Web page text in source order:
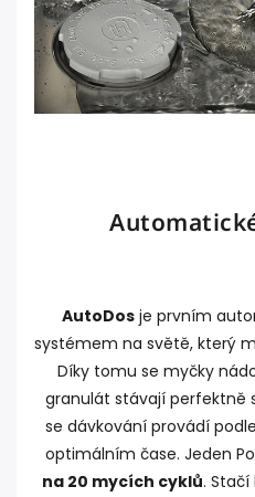
AutoDos je prvním
systémem na světě, který
Díky tomu se myčky
granulát stávají perfektně
se dávkování provádí
optimálním čase. Jeden
na 20 mycích cyklů.